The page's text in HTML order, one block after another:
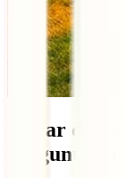
Viajar
perguntas